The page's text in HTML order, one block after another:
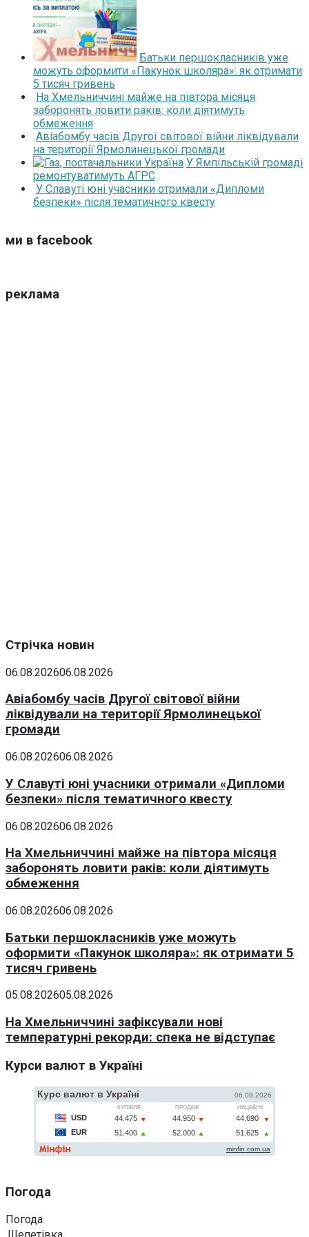
Батьки першокласників уже
можуть оформити «Пакунок школяра»: як отримати
5 тисяч гривень
На Хмельниччині майже на півтора місяця
заборонять ловити раків: коли діятимуть
обмеження
Авіабомбу часів Другої світової війни ліквідували
на території Ярмолинецької громади
У Ямпільській громаді
ремонтуватимуть АГРС
У Славуті юні учасники отримали «Дипломи
безпеки» після тематичного квесту
ми в facebook
реклама
Стрічка новин
06.08.202606.08.2026
Авіабомбу часів Другої світової війни
ліквідували на території Ярмолинецької
громади
06.08.202606.08.2026
У Славуті юні учасники отримали «Дипломи
безпеки» після тематичного квесту
06.08.202606.08.2026
На Хмельниччині майже на півтора місяця
заборонять ловити раків: коли діятимуть
обмеження
06.08.202606.08.2026
Батьки першокласників уже можуть
оформити «Пакунок школяра»: як отримати 5
тисяч гривень
05.08.202605.08.2026
На Хмельниччині зафіксували нові
температурні рекорди: спека не відступає
Курси валют в Україні
Погода
Погода